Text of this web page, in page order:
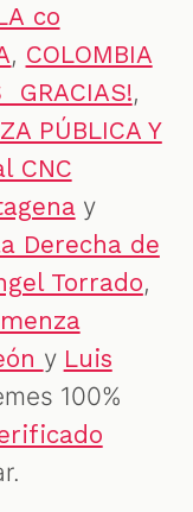
co
, COLOMBIA
GRACIAS!,
PÚBLICA Y
CNC
y
Derecha de
Torrado,
y Luis
100%